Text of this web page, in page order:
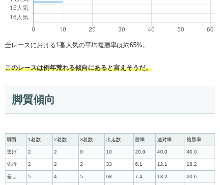
全レースにおける1番人気の平均複勝率は約65%。
このレースは例年荒れる傾向にあると言えそうだ。
脚質傾向
脚質 1着数 2着数 3着数 出走数 勝率 連対率 複勝率
逃げ 2 2 0 10 20.0 40.0 40.0
先行 2 2 2 33 6.1 12.1 18.2
差し 5 4 5 68 7.4 13.2 20.6